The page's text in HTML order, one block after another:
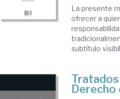
La presente
ofrecer a
subtítulo
Derecho